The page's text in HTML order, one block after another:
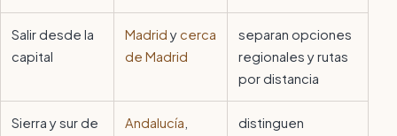
Salir desde la
capital
Madrid ycerca
de Madrid
separan opciones
regionales y rutas
por distancia
Sierra y sur de
Andalucía
distinguen